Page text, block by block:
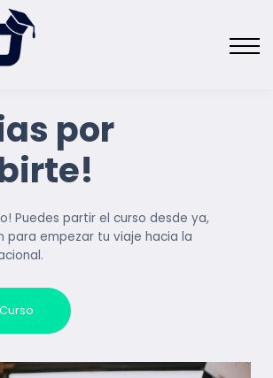
Contáctanos
Academy
por
Puedes partir el curso desde ya,
para empezar tu viaje hacia la